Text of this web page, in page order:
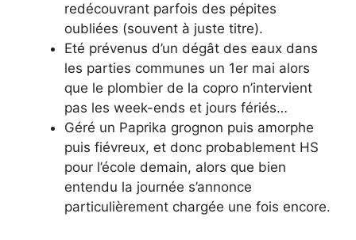
redécouvrant parfois des pépites
oubliées (souvent à juste titre).
Eté prévenus d’un dégât des eaux dans
les parties communes un 1er mai alors
que le plombier de la copro n’intervient
pas les week-ends et jours fériés…
Géré un Paprika grognon puis amorphe
puis fiévreux, et donc probablement HS
pour l’école demain, alors que bien
entendu la journée s’annonce
particulièrement chargée une fois encore.